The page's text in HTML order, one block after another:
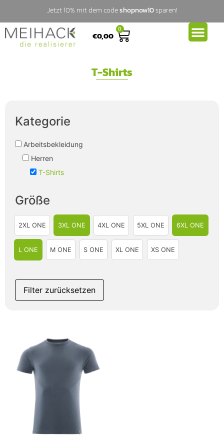
Jetzt 10% mit dem codeshopnow10sparen!
€0,00
0
T-Shirts
Kategorie
Arbeitsbekleidung
Herren
T-Shirts
Größe
2XL ONE 3XL ONE 4XL ONE 5XL ONE 6XL ONE
L ONE M ONE S ONE XL ONE XS ONE
Filter zurücksetzen